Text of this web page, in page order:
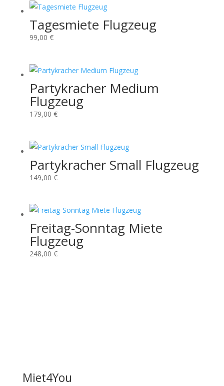
Tagesmiete Flugzeug
99,00 €
Partykracher Medium
Flugzeug
179,00 €
Partykracher Small Flugzeug
149,00 €
Freitag-Sonntag Miete
Flugzeug
248,00 €
Miet4You